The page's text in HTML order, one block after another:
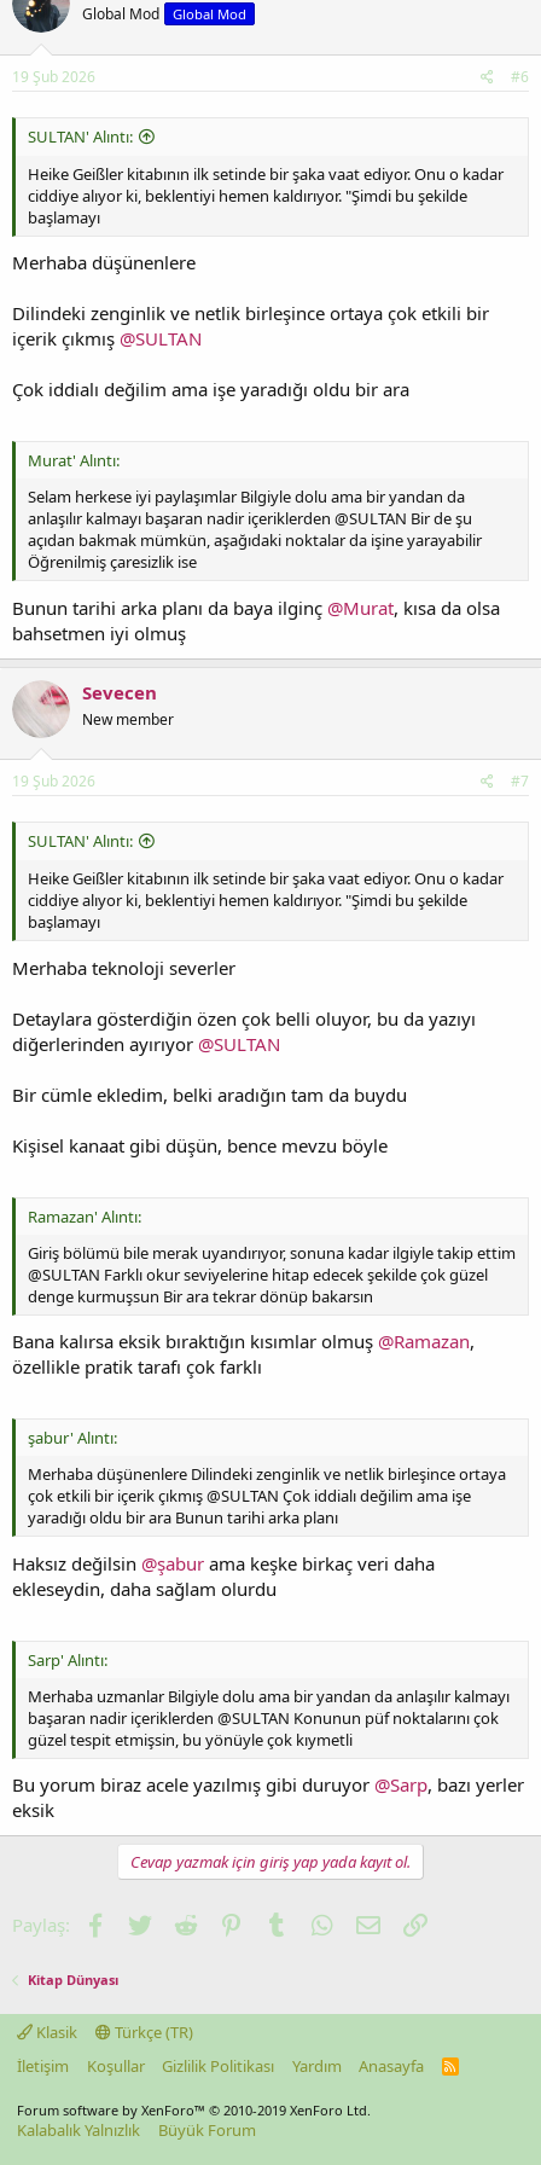
Global Mod Global Mod
19 Şub 2026 #6
SULTAN' Alıntı:
Heike Geißler kitabının ilk setinde bir şaka vaat ediyor. Onu o kadar
ciddiye alıyor ki, beklentiyi hemen kaldırıyor. "Şimdi bu şekilde
başlamayı
Merhaba düşünenlere
Dilindeki zenginlik ve netlik birleşince ortaya çok etkili bir
içerik çıkmış @SULTAN
Çok iddialı değilim ama işe yaradığı oldu bir ara
Murat' Alıntı:
Selam herkese iyi paylaşımlar Bilgiyle dolu ama bir yandan da
anlaşılır kalmayı başaran nadir içeriklerden @SULTAN Bir de şu
açıdan bakmak mümkün, aşağıdaki noktalar da işine yarayabilir
Öğrenilmiş çaresizlik ise
Bunun tarihi arka planı da baya ilginç @Murat, kısa da olsa
bahsetmen iyi olmuş
Sevecen
New member
19 Şub 2026 #7
SULTAN' Alıntı:
Heike Geißler kitabının ilk setinde bir şaka vaat ediyor. Onu o kadar
ciddiye alıyor ki, beklentiyi hemen kaldırıyor. "Şimdi bu şekilde
başlamayı
Merhaba teknoloji severler
Detaylara gösterdiğin özen çok belli oluyor, bu da yazıyı
diğerlerinden ayırıyor @SULTAN
Bir cümle ekledim, belki aradığın tam da buydu
Kişisel kanaat gibi düşün, bence mevzu böyle
Ramazan' Alıntı:
Giriş bölümü bile merak uyandırıyor, sonuna kadar ilgiyle takip ettim
@SULTAN Farklı okur seviyelerine hitap edecek şekilde çok güzel
denge kurmuşsun Bir ara tekrar dönüp bakarsın
Bana kalırsa eksik bıraktığın kısımlar olmuş @Ramazan,
özellikle pratik tarafı çok farklı
şabur' Alıntı:
Merhaba düşünenlere Dilindeki zenginlik ve netlik birleşince ortaya
çok etkili bir içerik çıkmış @SULTAN Çok iddialı değilim ama işe
yaradığı oldu bir ara Bunun tarihi arka planı
Haksız değilsin @şabur ama keşke birkaç veri daha
ekleseydin, daha sağlam olurdu
Sarp' Alıntı:
Merhaba uzmanlar Bilgiyle dolu ama bir yandan da anlaşılır kalmayı
başaran nadir içeriklerden @SULTAN Konunun püf noktalarını çok
güzel tespit etmişsin, bu yönüyle çok kıymetli
Bu yorum biraz acele yazılmış gibi duruyor @Sarp, bazı yerler
eksik
Cevap yazmak için giriş yap yada kayıt ol.
Paylaş: Facebook
TwitterReddit PinterestTumblr WhatsApp
E-postaLink
Kitap Dünyası
Klasik
Türkçe (TR)
İletişim
Koşullar Gizlilik Politikası Yardım Anasayfa
R
Forum software by XenForo™ © 2010-2019 XenForo Ltd.
Kalabalık Yalnızlık Büyük Forum